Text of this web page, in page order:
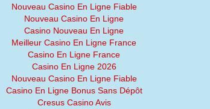
Nouveau Casino En Ligne Fiable
Nouveau Casino En Ligne
Casino Nouveau En Ligne
Meilleur Casino En Ligne France
Casino En Ligne France
Casino En Ligne 2026
Nouveau Casino En Ligne Fiable
Casino En Ligne Bonus Sans Dépôt
Cresus Casino Avis